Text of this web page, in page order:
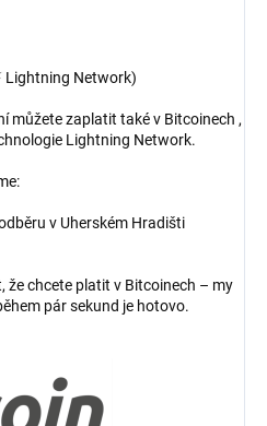
Lightning Network)
můžete zaplatit také v Bitcoinech ,
Lightning Network.
v Uherském Hradišti
že chcete platit v Bitcoinech – my
pár sekund je hotovo.